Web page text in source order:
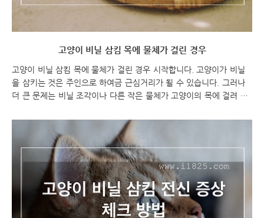
고양이 비닐 삼킴 목에 물체가 걸린 경우
고양이 비닐 삼킴 목에 물체가 걸린 경우 시작합니다. 고양이가 비닐
을 삼키는 것은 주인으로 하여금 근심거리가 될 수 있습니다. 그러나
더 큰 문제는 비닐 조각이나 다른 작은 물체가 고양이의 목에 걸려 숨
의 생명을 위협할 수 있으므로 적극적으로 대처해야 합니다. 고양이 비
닐 삼킴 목에 물체가 걸린 경우 고양이 비닐 삼킴 고양이 비닐 삼킴 목
에 걸린 비닐 또는 물체 고양이는 매우 사랑스럽고 귀여운 동물입니
다. 하지만 그들은 때로는 우리가 예상하지 못한 문제를 겪을 수도 있
습니다. 따라서 우리는 항상 고양이의 건강과 안전에 대해 주의를 기
울여야 합니다. 만약 고양이가 위험한 물체를 삼키거나 숨을 쉬는 것
에 문제가 있을 때에는 즉시 수의사에게 ..